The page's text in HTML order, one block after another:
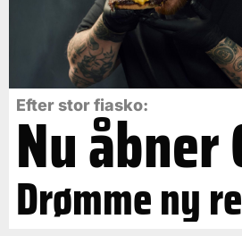
Efter stor fiasko:
Nu åbner
Drømme ny